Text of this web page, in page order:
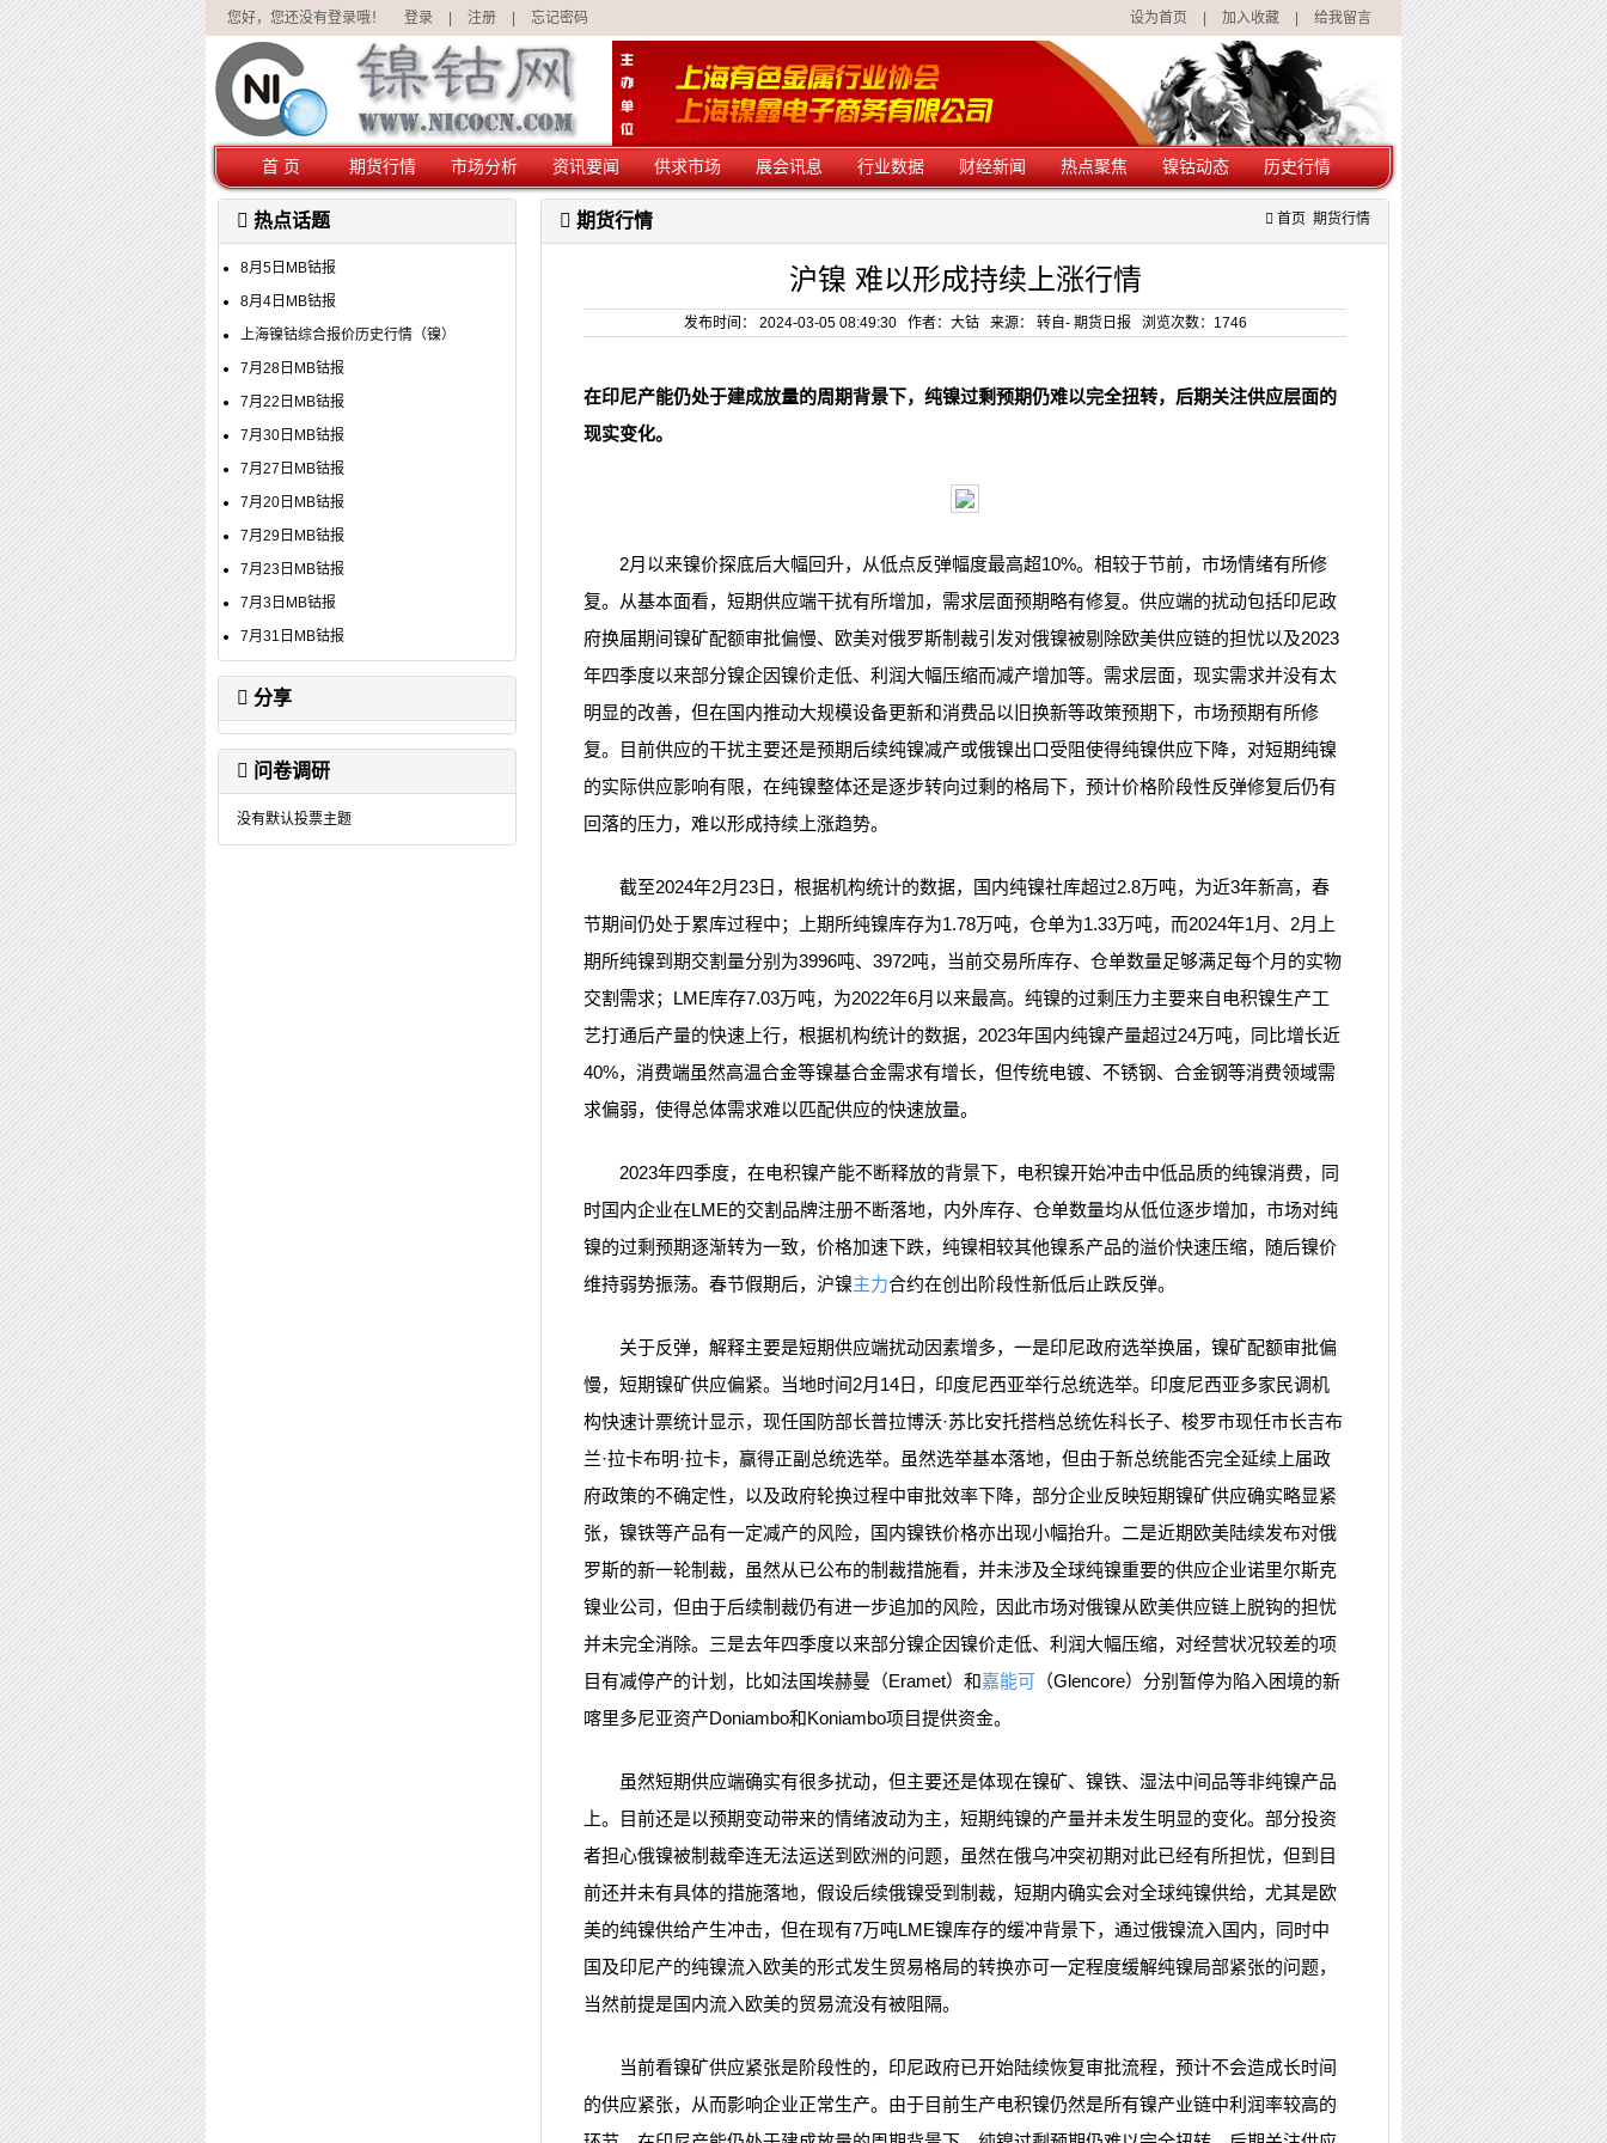
您好，您还没有登录哦！ 登录 注册 忘记密码 设为首页 加入收藏 给我留言
首 页 期货行情 市场分析 资讯要闻 供求市场 展会讯息 行业数据 财经新闻 热点聚焦 镍钴动态 历史行情
热点话题
8月5日MB钴报
8月4日MB钴报
上海镍钴综合报价历史行情（镍）
7月28日MB钴报
7月22日MB钴报
7月30日MB钴报
7月27日MB钴报
7月20日MB钴报
7月29日MB钴报
7月23日MB钴报
7月3日MB钴报
7月31日MB钴报
分享
问卷调研
没有默认投票主题
首页 期货行情
期货行情
沪镍 难以形成持续上涨行情
发布时间： 2024-03-05 08:49:30 作者：大钴 来源： 转自- 期货日报 浏览次数： 1746
在印尼产能仍处于建成放量的周期背景下，纯镍过剩预期仍难以完全扭转，后期关注供应层面的
现实变化。
2月以来镍价探底后大幅回升，从低点反弹幅度最高超10%。相较于节前，市场情绪有所修
复。从基本面看，短期供应端干扰有所增加，需求层面预期略有修复。供应端的扰动包括印尼政
府换届期间镍矿配额审批偏慢、欧美对俄罗斯制裁引发对俄镍被剔除欧美供应链的担忧以及2023
年四季度以来部分镍企因镍价走低、利润大幅压缩而减产增加等。需求层面，现实需求并没有太
明显的改善，但在国内推动大规模设备更新和消费品以旧换新等政策预期下，市场预期有所修
复。目前供应的干扰主要还是预期后续纯镍减产或俄镍出口受阻使得纯镍供应下降，对短期纯镍
的实际供应影响有限，在纯镍整体还是逐步转向过剩的格局下，预计价格阶段性反弹修复后仍有
回落的压力，难以形成持续上涨趋势。
截至2024年2月23日，根据机构统计的数据，国内纯镍社库超过2.8万吨，为近3年新高，春
节期间仍处于累库过程中；上期所纯镍库存为1.78万吨，仓单为1.33万吨，而2024年1月、2月上
期所纯镍到期交割量分别为3996吨、3972吨，当前交易所库存、仓单数量足够满足每个月的实物
交割需求；LME库存7.03万吨，为2022年6月以来最高。纯镍的过剩压力主要来自电积镍生产工
艺打通后产量的快速上行，根据机构统计的数据，2023年国内纯镍产量超过24万吨，同比增长近
40%，消费端虽然高温合金等镍基合金需求有增长，但传统电镀、不锈钢、合金钢等消费领域需
求偏弱，使得总体需求难以匹配供应的快速放量。
2023年四季度，在电积镍产能不断释放的背景下，电积镍开始冲击中低品质的纯镍消费，同
时国内企业在LME的交割品牌注册不断落地，内外库存、仓单数量均从低位逐步增加，市场对纯
镍的过剩预期逐渐转为一致，价格加速下跌，纯镍相较其他镍系产品的溢价快速压缩，随后镍价
维持弱势振荡。春节假期后，沪镍主力合约在创出阶段性新低后止跌反弹。
关于反弹，解释主要是短期供应端扰动因素增多，一是印尼政府选举换届，镍矿配额审批偏
慢，短期镍矿供应偏紧。当地时间2月14日，印度尼西亚举行总统选举。印度尼西亚多家民调机
构快速计票统计显示，现任国防部长普拉博沃·苏比安托搭档总统佐科长子、梭罗市现任市长吉布
兰·拉卡布明·拉卡，赢得正副总统选举。虽然选举基本落地，但由于新总统能否完全延续上届政
府政策的不确定性，以及政府轮换过程中审批效率下降，部分企业反映短期镍矿供应确实略显紧
张，镍铁等产品有一定减产的风险，国内镍铁价格亦出现小幅抬升。二是近期欧美陆续发布对俄
罗斯的新一轮制裁，虽然从已公布的制裁措施看，并未涉及全球纯镍重要的供应企业诺里尔斯克
镍业公司，但由于后续制裁仍有进一步追加的风险，因此市场对俄镍从欧美供应链上脱钩的担忧
并未完全消除。三是去年四季度以来部分镍企因镍价走低、利润大幅压缩，对经营状况较差的项
目有减停产的计划，比如法国埃赫曼（Eramet）和嘉能可 （Glencore）分别暂停为陷入困境的新
喀里多尼亚资产Doniambo和Koniambo项目提供资金。
虽然短期供应端确实有很多扰动，但主要还是体现在镍矿、镍铁、湿法中间品等非纯镍产品
上。目前还是以预期变动带来的情绪波动为主，短期纯镍的产量并未发生明显的变化。部分投资
者担心俄镍被制裁牵连无法运送到欧洲的问题，虽然在俄乌冲突初期对此已经有所担忧，但到目
前还并未有具体的措施落地，假设后续俄镍受到制裁，短期内确实会对全球纯镍供给，尤其是欧
美的纯镍供给产生冲击，但在现有7万吨LME镍库存的缓冲背景下，通过俄镍流入国内，同时中
国及印尼产的纯镍流入欧美的形式发生贸易格局的转换亦可一定程度缓解纯镍局部紧张的问题，
当然前提是国内流入欧美的贸易流没有被阻隔。
当前看镍矿供应紧张是阶段性的，印尼政府已开始陆续恢复审批流程，预计不会造成长时间
的供应紧张，从而影响企业正常生产。由于目前生产电积镍仍然是所有镍产业链中利润率较高的